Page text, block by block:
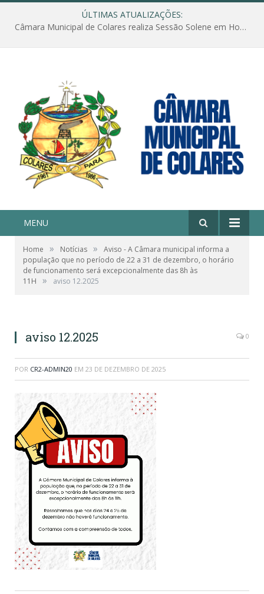
ÚLTIMAS ATUALIZAÇÕES:
Câmara Municipal de Colares realiza Sessão Solene em Homenagem ao Dia das Mães
MENU
Home » Notícias »
Aviso - A Câmara municipal informa a
população que no período de 22 a 31 de dezembro, o horário
de funcionamento será excepcionalmente das 8h às
11H
» aviso 12.2025
aviso 12.2025 0
POR CR2-ADMIN20 EM 23 DE DEZEMBRO DE 2025